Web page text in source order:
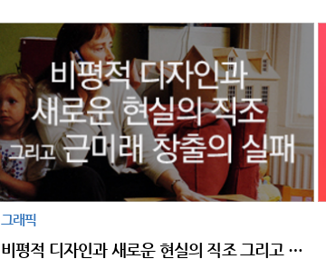
그래픽
비평적 디자인과 새로운 현실의 직조 그리고 근미래 창출의 실패